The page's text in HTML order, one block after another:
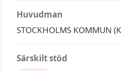
Huvudman
STOCKHOLMS KOMMUN
Särskilt stöd